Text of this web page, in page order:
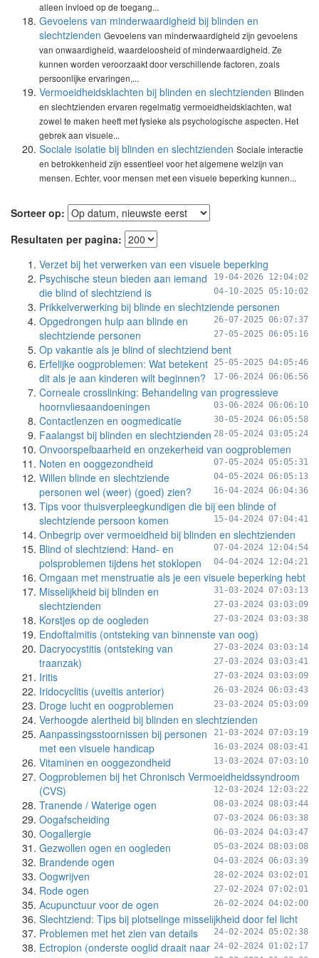
alleen invloed op de toegang...
Gevoelens van minderwaardigheid bij blinden en
slechtzienden Gevoelens van minderwaardigheid zijn gevoelens
van onwaardigheid, waardeloosheid of minderwaardigheid. Ze
kunnen worden veroorzaakt door verschillende factoren, zoals
persoonlijke ervaringen,...
Vermoeidheidsklachten bij blinden en slechtzienden Blinden
en slechtzienden ervaren regelmatig vermoeidheidsklachten, wat
zowel te maken heeft met fysieke als psychologische aspecten. Het
gebrek aan visuele...
Sociale isolatie bij blinden en slechtzienden Sociale interactie
en betrokkenheid zijn essentieel voor het algemene welzijn van
mensen. Echter, voor mensen met een visuele beperking kunnen...
Sorteer op:
Resultaten per pagina:
Verzet bij het verwerken van een visuele beperking
19-04-2026 12:04:02
Psychische steun bieden aan iemand
die blind of slechtziend is
04-10-2025 05:10:02
Prikkelverwerking bij blinde en slechtziende personen
26-07-2025 06:07:37
Opgedrongen hulp aan blinde en
slechtziende personen
27-05-2025 06:05:16
Op vakantie als je blind of slechtziend bent
25-05-2025 04:05:46
Erfelijke oogproblemen: Wat betekent
dit als je aan kinderen wilt beginnen?
17-06-2024 06:06:56
Corneale crosslinking: Behandeling van progressieve
hoornvliesaandoeningen
03-06-2024 06:06:10
Contactlenzen en oogmedicatie 30-05-2024 06:05:58
Faalangst bij blinden en slechtzienden 28-05-2024 03:05:24
Onvoorspelbaarheid en onzekerheid van oogproblemen
07-05-2024 05:05:31
Noten en ooggezondheid
04-05-2024 06:05:13
Willen blinde en slechtziende
personen wel (weer) (goed) zien?
16-04-2024 06:04:36
Tips voor thuisverpleegkundigen die bij een blinde of
slechtziende persoon komen
15-04-2024 07:04:41
Onbegrip over vermoeidheid bij blinden en slechtzienden
07-04-2024 12:04:54
Blind of slechtziend: Hand- en
polsproblemen tijdens het stoklopen
04-04-2024 12:04:21
Omgaan met menstruatie als je een visuele beperking hebt
31-03-2024 07:03:13
Misselijkheid bij blinden en
slechtzienden
27-03-2024 03:03:09
Korstjes op de oogleden 27-03-2024 03:03:38
Endoftalmitis (ontsteking van binnenste van oog)
27-03-2024 03:03:14
Dacryocystitis (ontsteking van
traanzak)
27-03-2024 03:03:41
Iritis 27-03-2024 03:03:09
Iridocyclitis (uveitis anterior) 26-03-2024 06:03:43
Droge lucht en oogproblemen 23-03-2024 05:03:09
Verhoogde alertheid bij blinden en slechtzienden
21-03-2024 07:03:19
Aanpassingsstoornissen bij personen
met een visuele handicap
16-03-2024 08:03:41
Vitaminen en ooggezondheid 13-03-2024 07:03:10
Oogproblemen bij het Chronisch Vermoeidheidssyndroom
(CVS)
12-03-2024 12:03:22
Tranende / Waterige ogen 08-03-2024 08:03:44
Oogafscheiding 07-03-2024 06:03:38
Oogallergie 06-03-2024 04:03:47
Gezwollen ogen en oogleden 05-03-2024 08:03:08
Brandende ogen 04-03-2024 06:03:39
Oogwrijven 28-02-2024 03:02:01
Rode ogen 27-02-2024 07:02:01
Acupunctuur voor de ogen 26-02-2024 04:02:00
Slechtziend: Tips bij plotselinge misselijkheid door fel licht
24-02-2024 05:02:38
Problemen met het zien van details
24-02-2024 01:02:17
Ectropion (onderste ooglid draait naar